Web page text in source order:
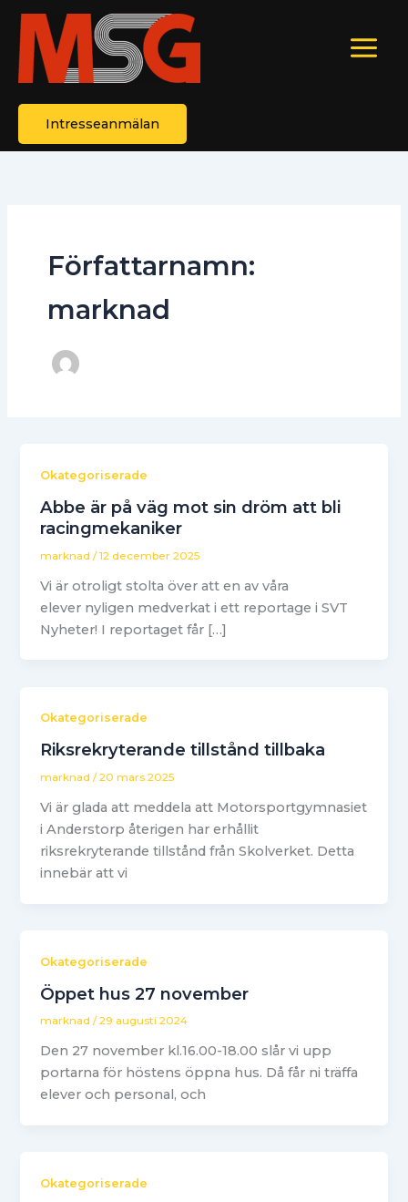
Hoppa
innehåll
Intresseanmälan
Författarnamn:
marknad
Okategoriserade
Abbe är på väg mot sin dröm att bli
racingmekaniker
marknad/12 december 2025
Vi är otroligt stolta över att en av våra
elever nyligen medverkat i ett reportage i SVT
Nyheter! I reportaget får […]
Okategoriserade
Riksrekryterande tillstånd tillbaka
marknad/20 mars 2025
Vi är glada att meddela att Motorsportgymnasiet
i Anderstorp återigen har erhållit
riksrekryterande tillstånd från Skolverket. Detta
innebär att vi
Okategoriserade
Öppet hus 27 november
marknad/29 augusti 2024
Den 27 november kl.16.00-18.00 slår vi upp
portarna för höstens öppna hus. Då får ni träffa
elever och personal, och
Okategoriserade